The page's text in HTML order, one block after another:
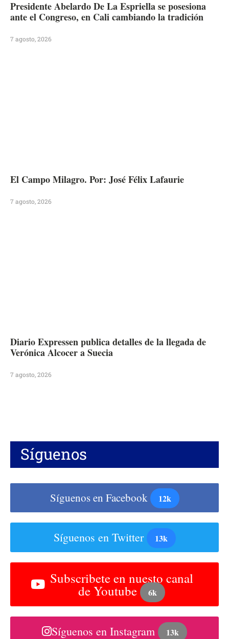
Presidente Abelardo De La Espriella se posesiona
ante el Congreso, en Cali cambiando la tradición
7 agosto, 2026
El Campo Milagro. Por: José Félix Lafaurie
7 agosto, 2026
Diario Expressen publica detalles de la llegada de
Verónica Alcocer a Suecia
7 agosto, 2026
Síguenos
Síguenos en Facebook 12k
Síguenos en Twitter 13k
Subscribete en nuesto canal
de Youtube 6k
Síguenos en Instagram 13k